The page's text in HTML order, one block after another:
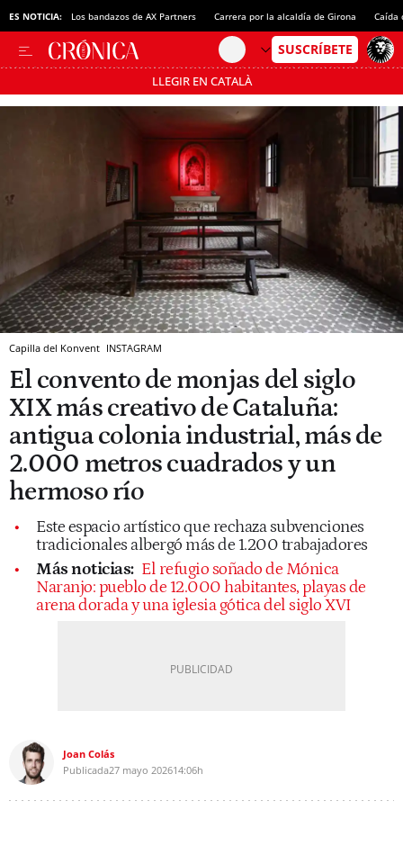
ES NOTICIA: Los bandazos de AX Partners Carrera por la alcaldía de Girona Caída
LLEGIR EN CATALÀ
Pásate al MODO AHORRO
Capilla del Konvent INSTAGRAM
El convento de monjas del siglo
XIX más creativo de Cataluña:
antigua colonia industrial, más de
2.000 metros cuadrados y un
hermoso río
Este espacio artístico que rechaza subvenciones
tradicionales albergó más de 1.200 trabajadores
Más noticias: El refugio soñado de Mónica
Naranjo: pueblo de 12.000 habitantes, playas de
arena dorada y una iglesia gótica del siglo XVI
Joan Colás
Publicada27 mayo 202614:06h